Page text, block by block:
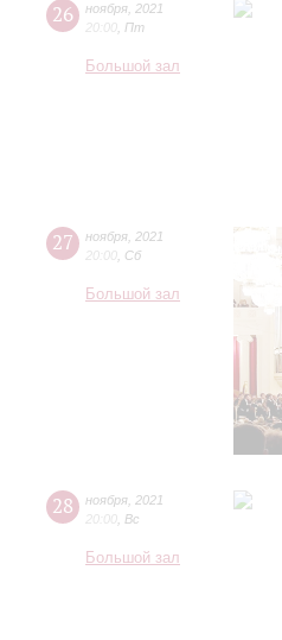
26 ноября 2021
20:00 Пт
Большой зал
27 ноября 2021
20:00 Сб
Большой зал
28 ноября 2021
20:00 Вс
Большой зал